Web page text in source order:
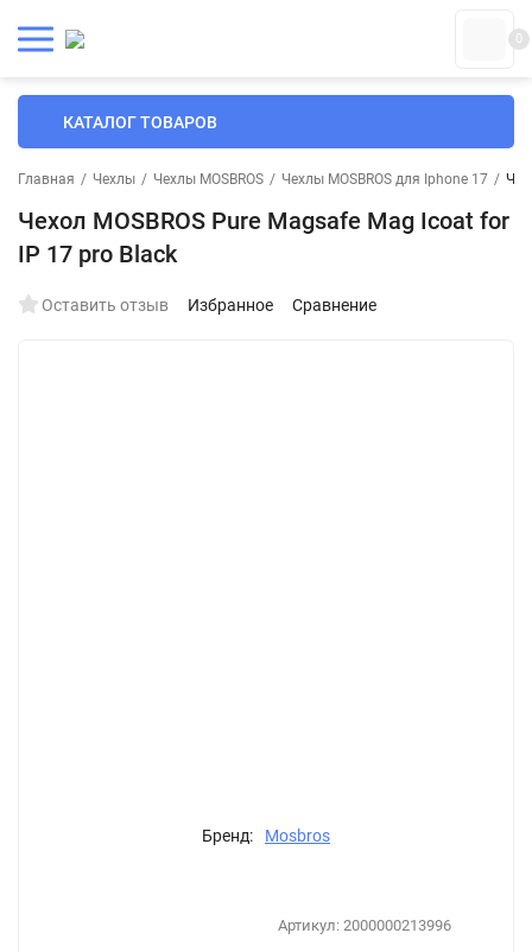
0
КАТАЛОГ ТОВАРОВ
Главная / Чехлы / Чехлы MOSBROS / Чехлы MOSBROS для Iphone 17 /
Чехол MOSBROS Pure Magsafe Mag Icoat for
IP 17 pro Black
Оставить отзыв Избранное Сравнение
Бренд: Mosbros
Артикул: 2000000213996